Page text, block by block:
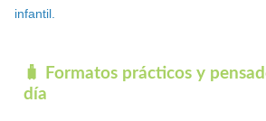
infantil.
🧳 Formatos prácticos y
día